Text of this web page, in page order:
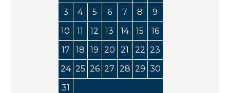
3
4 5 6 7 8
9
10
11 12 13 14 15
16
17
18 19 20 21 22 23
24 25 26 27 28 29 30
31